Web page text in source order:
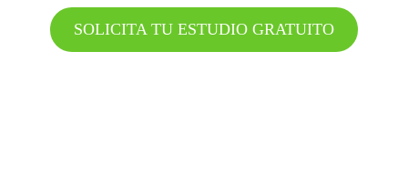
SOLICITA TU ESTUDIO GRATUITO